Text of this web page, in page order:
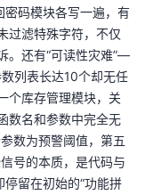
密码模块各写一遍，有
过滤特殊字符，不仅
。还有“可读性灾难”—
列表长达10个却无任
个库存管理模块，关
数名和参数中完全无
数为预警阈值，第五
号的本质，是代码与
留在初始的“功能拼